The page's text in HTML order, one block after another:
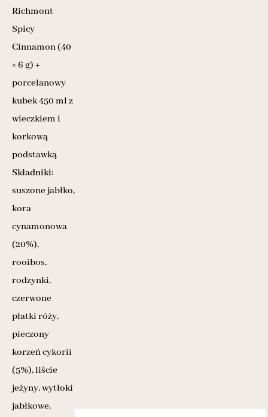
Richmont
Spicy
Cinnamon (40
× 6 g) +
porcelanowy
kubek 450 ml z
wieczkiem i
korkową
podstawką
Składniki:
suszone jabłko,
kora
cynamonowa
(20%),
rooibos,
rodzynki,
czerwone
płatki róży,
pieczony
korzeń cykorii
(5%), liście
jeżyny, wytłoki
jabłkowe,